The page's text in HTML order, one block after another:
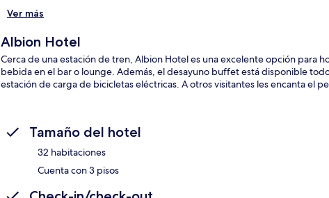
Ver más
Albion Hotel
Cerca de una estación de tren, Albion Hotel es una excelente opción para
bebida en el bar o lounge. Además, el desayuno buffet está disponible
estación de carga de bicicletas eléctricas. A otros visitantes les encanta el
Tamaño del hotel
32 habitaciones
Cuenta con 3 pisos